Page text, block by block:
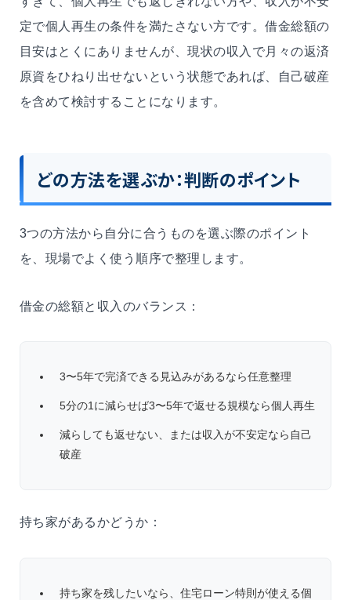
定で個人再生の条件を満たさない方です。借金総額の
目安はとくにありませんが、現状の収入で月々の返済
原資をひねり出せないという状態であれば、自己破産
を含めて検討することになります。
どの方法を選ぶか：判断のポイント
3つの方法から自分に合うものを選ぶ際のポイント
を、現場でよく使う順序で整理します。
借金の総額と収入のバランス：
3〜5年で完済できる見込みがあるなら任意整理
5分の1に減らせば3〜5年で返せる規模なら個人再生
減らしても返せない、または収入が不安定なら自己
破産
持ち家があるかどうか：
持ち家を残したいなら、住宅ローン特則が使える個